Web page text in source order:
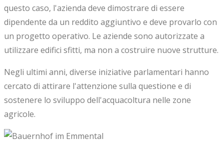
questo caso, l'azienda deve dimostrare di essere
dipendente da un reddito aggiuntivo e deve provarlo con
un progetto operativo. Le aziende sono autorizzate a
utilizzare edifici sfitti, ma non a costruire nuove strutture.
Negli ultimi anni, diverse iniziative parlamentari hanno
cercato di attirare l'attenzione sulla questione e di
sostenere lo sviluppo dell'acquacoltura nelle zone
agricole.